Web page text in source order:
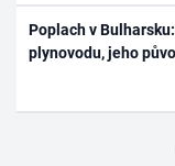
Poplach v
plynovodu, jeho